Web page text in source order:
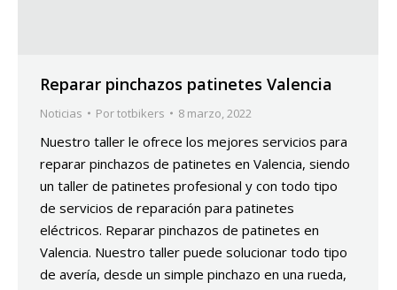
Reparar pinchazos patinetes Valencia
Noticias Portotbikers 8 marzo, 2022
Nuestro taller le ofrece los mejores servicios para
reparar pinchazos de patinetes en Valencia, siendo
un taller de patinetes profesional y con todo tipo
de servicios de reparación para patinetes
eléctricos. Reparar pinchazos de patinetes en
Valencia. Nuestro taller puede solucionar todo tipo
de avería, desde un simple pinchazo en una rueda,